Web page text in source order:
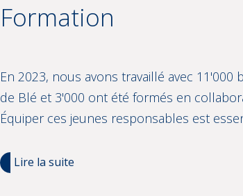
Formation
En 2023, nous avons travaillé avec
de Blé et 3'000 ont été formés en
Équiper ces jeunes responsables est
Lire la suite